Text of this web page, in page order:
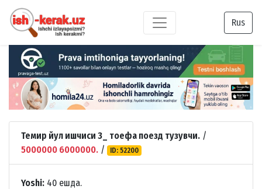
Rus
Темир йул ишчиси 3_ тоефа поезд тузувчи. /
5000000 6000000. / ID: 52200
Yoshi: 40 ешда.